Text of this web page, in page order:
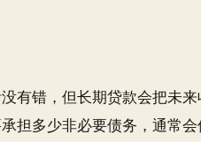
有错，但长期贷款会把未
担多少非必要债务，通常会